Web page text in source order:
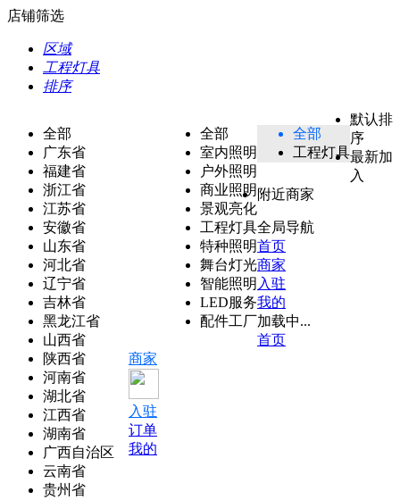
店铺筛选
区域
工程灯具
排序
全部
广东省
福建省
浙江省
江苏省
安徽省
山东省
河北省
辽宁省
吉林省
黑龙江省
山西省
陕西省
河南省
湖北省
江西省
湖南省
广西自治区
云南省
贵州省
全部
室内照明
户外照明
商业照明
景观亮化
工程灯具
特种照明
舞台灯光
智能照明
LED服务
配件工厂
全部
工程灯具
默认排
序
最新加
入
附近商家
全局导航
首页
商家
入驻
我的
加载中...
首页
商家
入驻
订单
我的